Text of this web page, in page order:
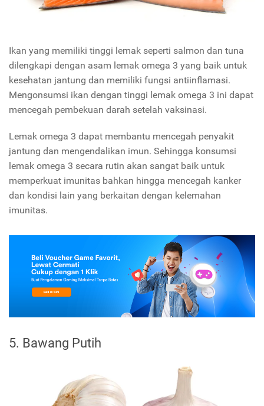
Ikan yang memiliki tinggi lemak seperti salmon dan tuna
dilengkapi dengan asam lemak omega 3 yang baik untuk
kesehatan jantung dan memiliki fungsi antiinflamasi.
Mengonsumsi ikan dengan tinggi lemak omega 3 ini dapat
mencegah pembekuan darah setelah vaksinasi.
Lemak omega 3 dapat membantu mencegah penyakit
jantung dan mengendalikan imun. Sehingga konsumsi
lemak omega 3 secara rutin akan sangat baik untuk
memperkuat imunitas bahkan hingga mencegah kanker
dan kondisi lain yang berkaitan dengan kelemahan
imunitas.
5. Bawang Putih